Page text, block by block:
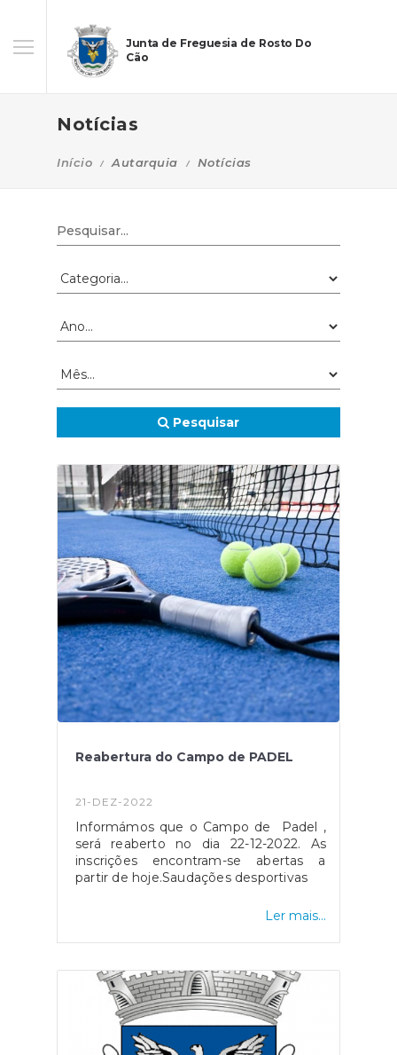
Junta de Freguesia de Rosto Do
Cão
Notícias
Início Autarquia Notícias
Pesquisar
Reabertura do Campo de PADEL
21-DEZ-2022
Informámos que o Campo de Padel ,
será reaberto no dia 22-12-2022. As
inscrições encontram-se abertas a
partir de hoje.Saudações desportivas
Ler mais...